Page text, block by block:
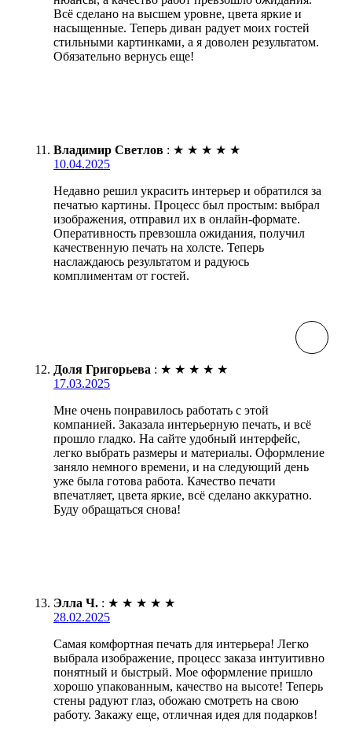
Всё сделано на высшем уровне, цвета яркие и
насыщенные. Теперь диван радует моих гостей
стильными картинками, а я доволен результатом.
Обязательно вернусь еще!
Владимир Светлов : ★ ★ ★ ★ ★
10.04.2025
Недавно решил украсить интерьер и обратился за
печатью картины. Процесс был простым: выбрал
изображения, отправил их в онлайн-формате.
Оперативность превзошла ожидания, получил
качественную печать на холсте. Теперь
наслаждаюсь результатом и радуюсь
комплиментам от гостей.
Доля Григорьева : ★ ★ ★ ★ ★
17.03.2025
Мне очень понравилось работать с этой
компанией. Заказала интерьерную печать, и всё
прошло гладко. На сайте удобный интерфейс,
легко выбрать размеры и материалы. Оформление
заняло немного времени, и на следующий день
уже была готова работа. Качество печати
впечатляет, цвета яркие, всё сделано аккуратно.
Буду обращаться снова!
Элла Ч. : ★ ★ ★ ★ ★
28.02.2025
Самая комфортная печать для интерьера! Легко
выбрала изображение, процесс заказа интуитивно
понятный и быстрый. Мое оформление пришло
хорошо упакованным, качество на высоте! Теперь
стены радуют глаз, обожаю смотреть на свою
работу. Закажу еще, отличная идея для подарков!